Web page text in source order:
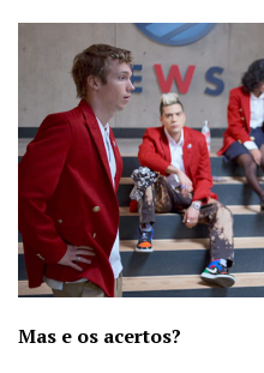
Mas e os acertos?